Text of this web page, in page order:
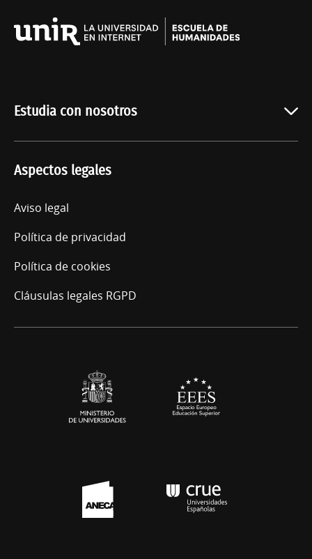
Estudia con nosotros
Quiénes somos
Acceso
Aspectos legales
Aviso legal
Política de privacidad
Política de cookies
Cláusulas legales RGPD